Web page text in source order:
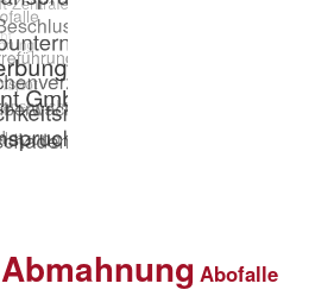
Abmahnung Abofalle